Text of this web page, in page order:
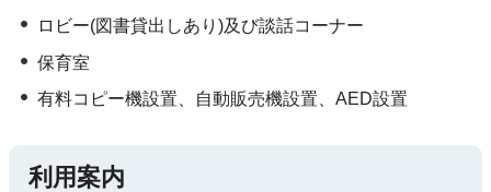
ロビー(図書貸出しあり)及び談話コーナー
保育室
有料コピー機設置、自動販売機設置、AED設置
利用案内